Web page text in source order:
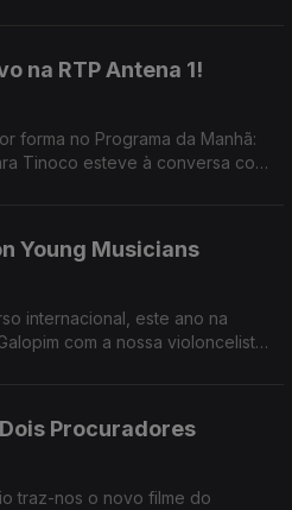
na RTP Antena 1!
forma no Programa da Manhã:
Tinoco esteve à conversa com
Young Musicians
internacional, este ano na
com a nossa violoncelista
Procuradores
traz-nos o novo filme do